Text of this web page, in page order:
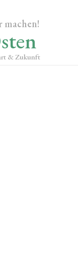
machen!
& Zukunft